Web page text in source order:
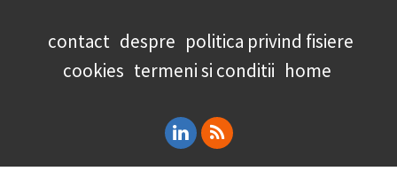
contact despre politica privind fisiere
cookies termeni si conditii home